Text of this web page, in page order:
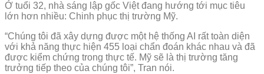
Ở tuổi 32, nhà sáng lập gốc Việt đang hướng tới mục tiêu
lớn hơn nhiều: Chinh phục thị trường Mỹ.
“Chúng tôi đã xây dựng được một hệ thống AI rất toàn diện
với khả năng thực hiện 455 loại chẩn đoán khác nhau và đã
được kiểm chứng trong thực tế. Mỹ sẽ là thị trường tăng
trưởng tiếp theo của chúng tôi”, Tran nói.